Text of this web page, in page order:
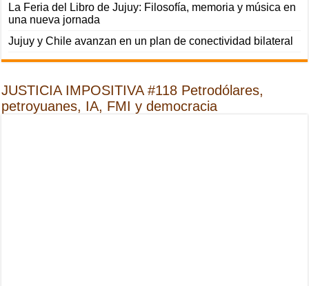
La Feria del Libro de Jujuy: Filosofía, memoria y música en
una nueva jornada
Jujuy y Chile avanzan en un plan de conectividad bilateral
JUSTICIA IMPOSITIVA #118 Petrodólares,
petroyuanes, IA, FMI y democracia